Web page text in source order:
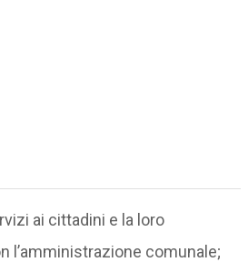
ai cittadini e la loro
l’amministrazione comunale;